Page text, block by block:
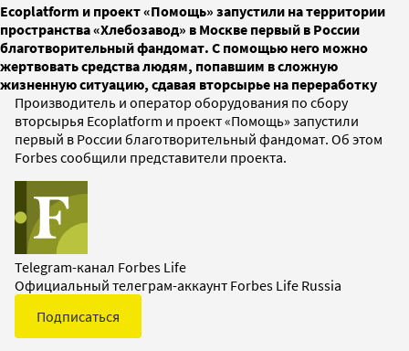
Ecoplatform и проект «Помощь» запустили на территории
пространства «Хлебозавод» в Москве первый в России
благотворительный фандомат. С помощью него можно
жертвовать средства людям, попавшим в сложную
жизненную ситуацию, сдавая вторсырье на переработку
Производитель и оператор оборудования по сбору
вторсырья Ecoplatform и проект «Помощь» запустили
первый в России благотворительный фандомат. Об этом
Forbes сообщили представители проекта.
Telegram-канал Forbes Life
Официальный телеграм-аккаунт Forbes Life Russia
Подписаться